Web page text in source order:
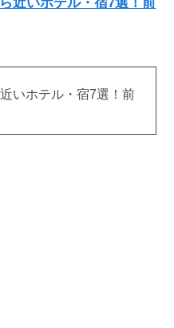
いホテル・宿7選！前